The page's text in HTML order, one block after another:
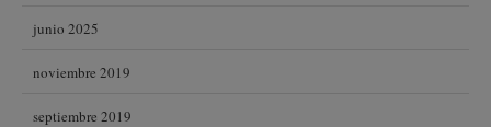
junio 2025
noviembre 2019
septiembre 2019